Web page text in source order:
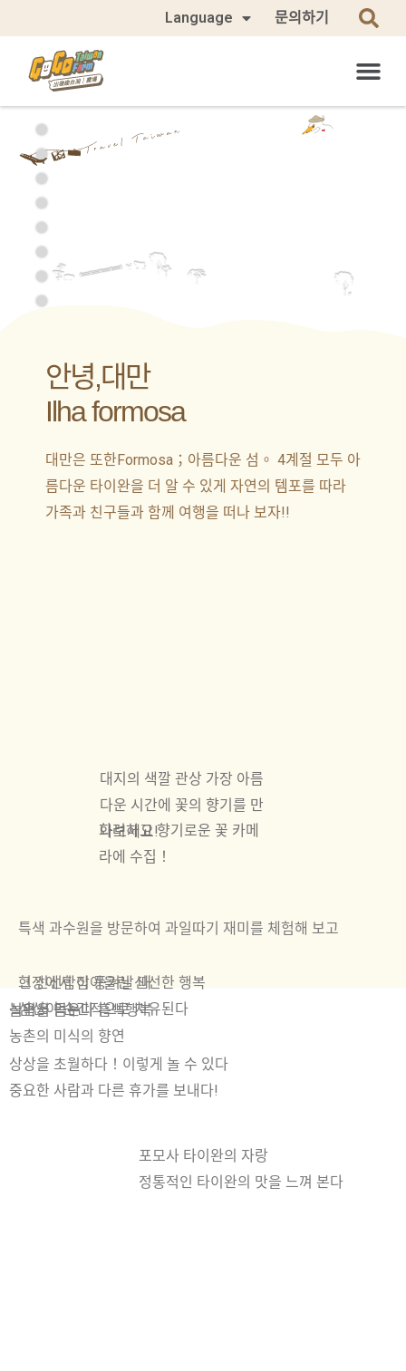
Language 문의하기
안녕,대만
Ilha formosa
대만은 또한Formosa；아름다운 섬。 4계절 모두 아
름다운 타이완을 더 알 수 있게 자연의 템포를 따라
가족과 친구들과 함께 여행을 떠나 보자!!
대지의 색깔 관상 가장 아름
다운 시간에 꽃의 향기를 만
나보세요!
화려하고 향기로운 꽃 카메
라에 수집！
특색 과수원을 방문하여 과일따기 재미를 체험해 보고
포모사 타이완의 자랑
정통적인 타이완의 맛을 느껴 본다
현장에서 잡아올린 신선한 행복
그 신선함이 풍겨날 때
심신이 순간적으로 치유된다
놀면서 먹는다 흠뻑행복
식욕을 돋우다
농촌의 미식의 향연
상상을 초월하다！이렇게 놀 수 있다
중요한 사람과 다른 휴가를 보내다!